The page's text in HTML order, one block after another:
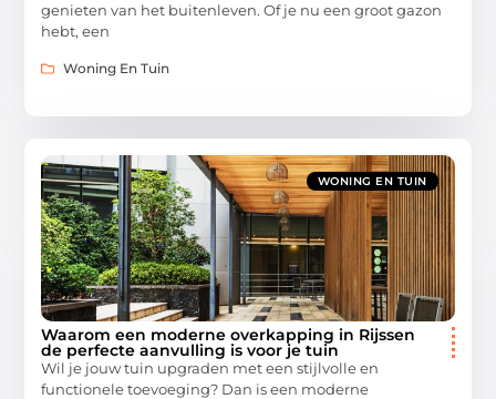
genieten van het buitenleven. Of je nu een groot gazon
hebt, een
Woning En Tuin
WONING EN TUIN
Waarom een moderne overkapping in Rijssen
de perfecte aanvulling is voor je tuin
Wil je jouw tuin upgraden met een stijlvolle en
functionele toevoeging? Dan is een moderne